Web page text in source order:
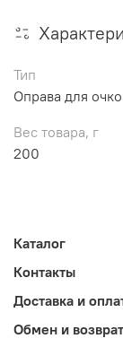
Тип
Оправа для
Вес товара, г
200
Каталог
Контакты
Доставка и
Обмен и возврат